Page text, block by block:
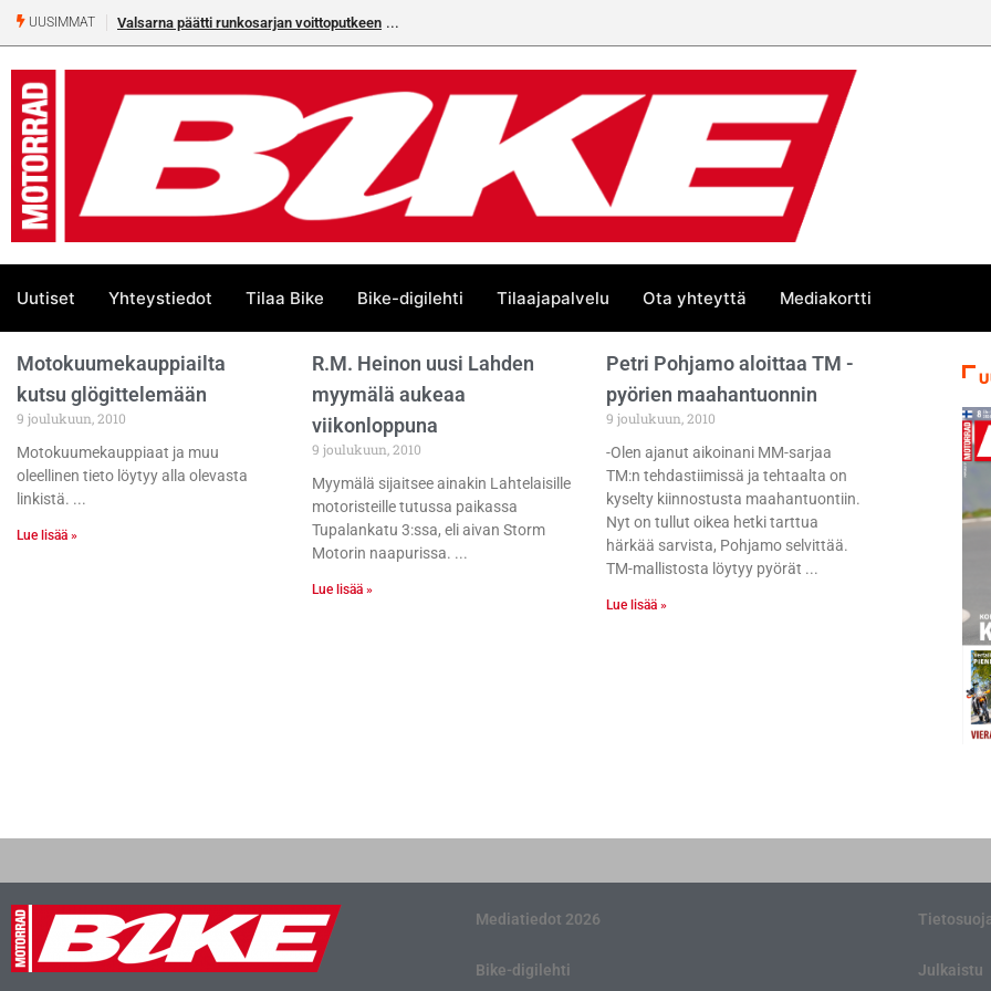
UUSIMMAT Valsarna päätti runkosarjan voittoputkeen
Uutiset Yhteystiedot Tilaa Bike Bike-digilehti Tilaajapalvelu Ota yhteyttä Mediakortti
Motokuumekauppiailta
kutsu glögittelemään
9 joulukuun, 2010
Motokuumekauppiaat ja muu
oleellinen tieto löytyy alla olevasta
linkistä.
Lue lisää »
R.M. Heinon uusi Lahden
myymälä aukeaa
viikonloppuna
9 joulukuun, 2010
Myymälä sijaitsee ainakin Lahtelaisille
motoristeille tutussa paikassa
Tupalankatu 3:ssa, eli aivan Storm
Motorin naapurissa.
Lue lisää »
Petri Pohjamo aloittaa TM -
pyörien maahantuonnin
9 joulukuun, 2010
-Olen ajanut aikoinani MM-sarjaa
TM:n tehdastiimissä ja tehtaalta on
kyselty kiinnostusta maahantuontiin.
Nyt on tullut oikea hetki tarttua
härkää sarvista, Pohjamo selvittää.
TM-mallistosta löytyy pyörät
Lue lisää »
Mediatiedot 2026
Bike-digilehti Julkaistu